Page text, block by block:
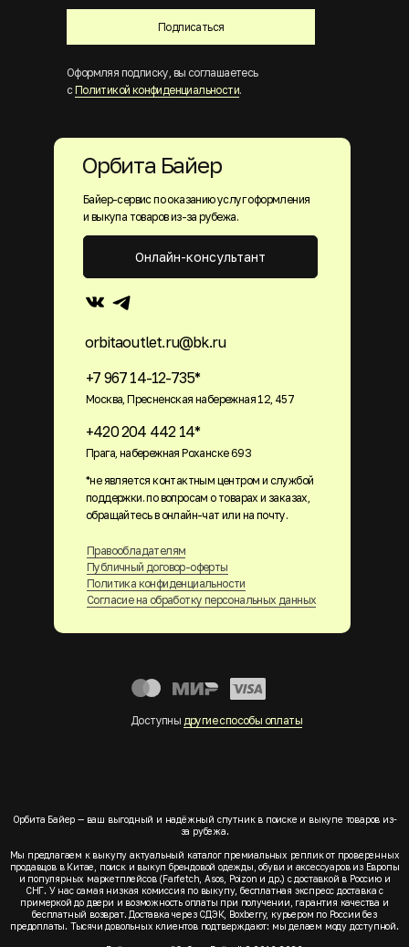
Подписаться
Оформляя подписку, вы соглашаетесь
с Политикой конфиденциальности.
Байер-сервис по оказанию услуг оформления
и выкупа товаров из-за рубежа.
+7 967 14-12-735*
Москва, Пресненская набережная 12, 457
+420 204 442 14*
Прага, набережная Роханске 693
orbitaoutlet.ru@bk.ru
Правообладателям
Публичный договор-оферты
Политика конфиденциальности
Согласие на обработку персональных данных
Онлайн-консультант
Орбита Байер
Доступны другие способы оплаты
*не является контактным центром и службой
поддержки. по вопросам о товарах и заказах,
обращайтесь в онлайн-чат или на почту.
Орбита Байер — ваш выгодный и надёжный спутник в поиске и выкупе товаров из-
за рубежа.
Мы предлагаем к выкупу актуальный каталог премиальных реплик от проверенных
продавцов в Китае, поиск и выкуп брендовой одежды, обуви и аксессуаров из Европы
и популярных маркетплейсов (Farfetch, Asos, Poizon и др.) с доставкой в Россию и
СНГ. У нас самая низкая комиссия по выкупу, бесплатная экспресс доставка с
примеркой до двери и возможность оплаты при получении, гарантия качества и
бесплатный возврат. Доставка через СДЭК, Boxberry, курьером по России без
предоплаты. Тысячи довольных клиентов подтверждают: мы делаем моду доступной.